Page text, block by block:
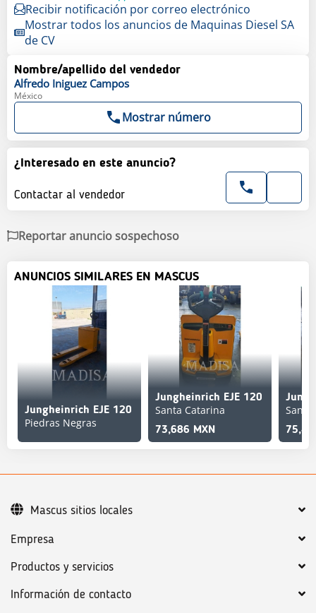
Recibir notificación por correo electrónico
Mostrar todos los anuncios de Maquinas Diesel SA
de CV
Nombre/apellido del vendedor
Alfredo Iniguez Campos
México
Mostrar número
¿Interesado en este anuncio?
Contactar al vendedor
Reportar anuncio sospechoso
ANUNCIOS SIMILARES EN MASCUS
Jungheinrich EJE 120
Piedras Negras
Jungheinrich EJE 120
Santa Catarina
73,686 MXN
Santa
Empresa
Productos y servicios
Información de contacto
Mascus sitios locales